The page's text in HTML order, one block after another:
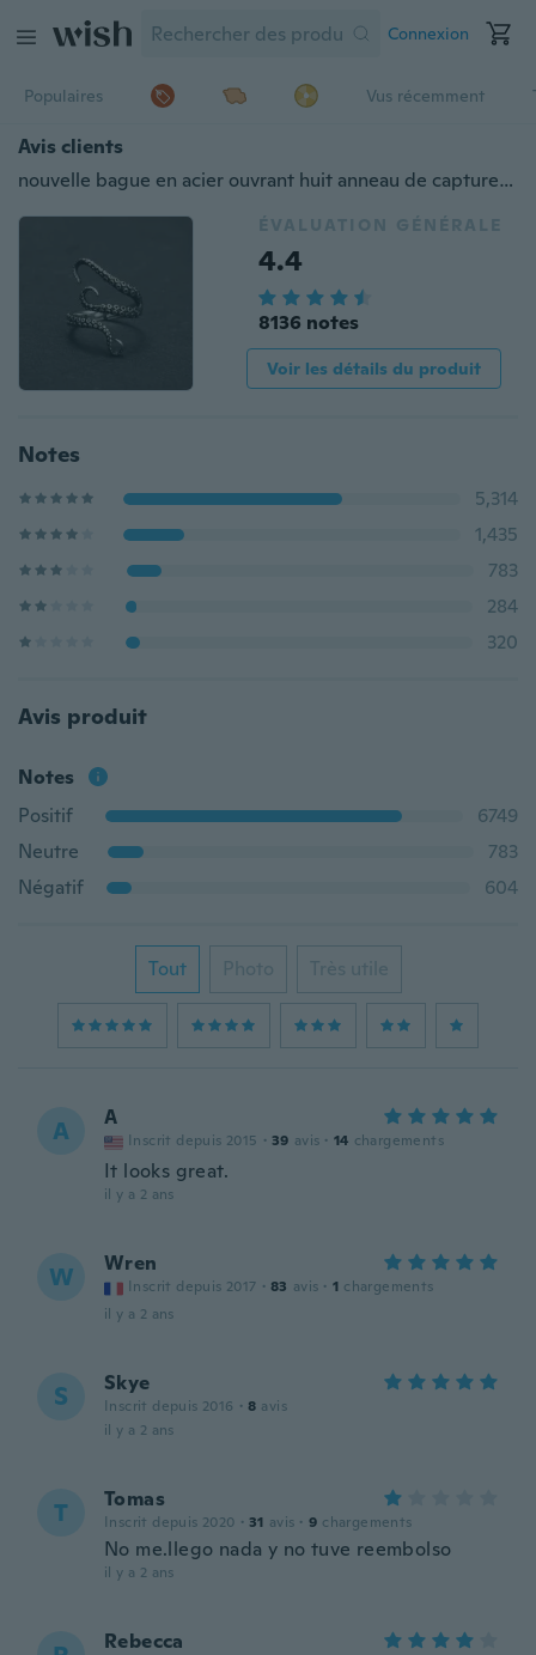
Connexion
Populaires Vus récemment
Avis clients
nouvelle bague en acier ouvrant huit anneau de capture Octopus punk
ÉVALUATION GÉNÉRALE
4.4
8136 notes
Voir les détails du produit
Notes
5,314
1,435
783
284
320
Avis produit
Notes
Positif
6749
Neutre
783
Négatif
604
Tout Photo Très utile
A A
Inscrit depuis 2015 · 39 avis · 14 chargements
It looks great.
il y a 2 ans
W Wren
Inscrit depuis 2017 · 83 avis · 1 chargements
il y a 2 ans
S Skye
Inscrit depuis 2016 · 8 avis
il y a 2 ans
T Tomas
Inscrit depuis 2020 · 31 avis · 9 chargements
No me.llego nada y no tuve reembolso
il y a 2 ans
Rebecca